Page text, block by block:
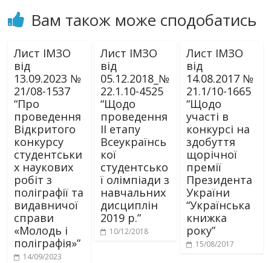
Вам також може сподобатись
Лист ІМЗО
від
13.09.2023 №
21/08-1537
“Про
проведення
Відкритого
конкурсу
студентськи
х наукових
робіт з
поліграфії та
видавничої
справи
«Молодь і
поліграфія»”
14/09/2023
Лист ІМЗО
від
05.12.2018_№
22.1.10-4525
“Щодо
проведення
ІІ етапу
Всеукраїнсь
кої
студентсько
ї олімпіади з
навчальних
дисциплін
2019 р.”
10/12/2018
Лист ІМЗО
від
14.08.2017 №
21.1/10-1665
“Щодо
участі в
конкурсі на
здобуття
щорічної
премії
Президента
України
“Українська
книжка
року”
15/08/2017